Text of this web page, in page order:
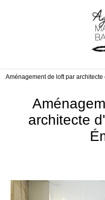
Aménagement de loft par
architecte